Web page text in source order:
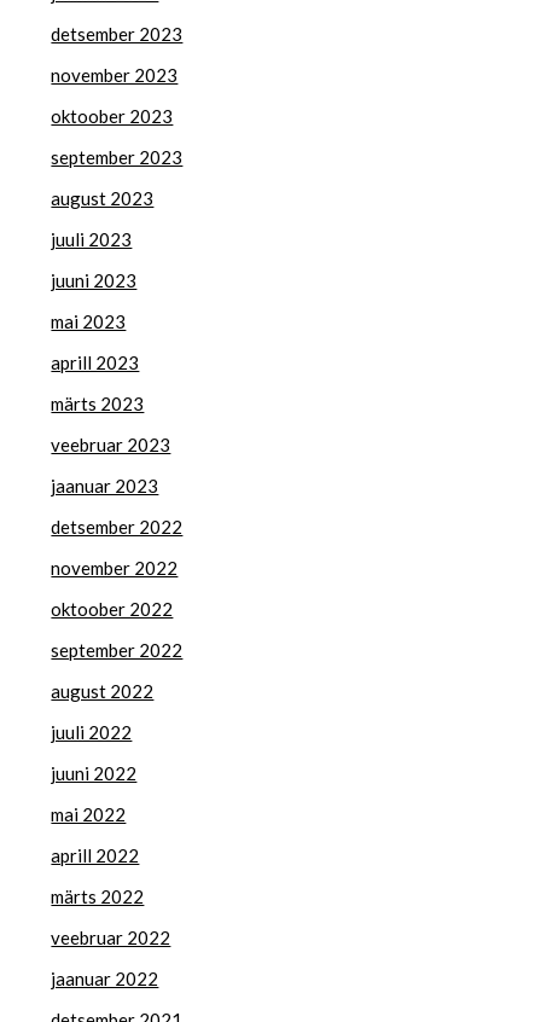
detsember 2023
november 2023
oktoober 2023
september 2023
august 2023
juuli 2023
juuni 2023
mai 2023
aprill 2023
märts 2023
veebruar 2023
jaanuar 2023
detsember 2022
november 2022
oktoober 2022
september 2022
august 2022
juuli 2022
juuni 2022
mai 2022
aprill 2022
märts 2022
veebruar 2022
jaanuar 2022